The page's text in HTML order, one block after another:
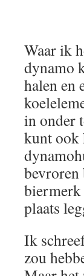
Waar ik
dynamo
halen en
in onder
kunt ook
plaats
Ik
zou